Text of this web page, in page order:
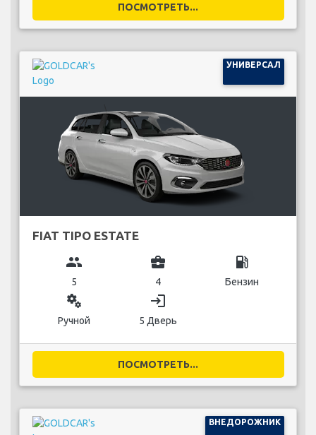
ПОСМОТРЕТЬ...
УНИВЕРСАЛ
FIAT TIPO ESTATE
group
5
business_center
4
local_gas_station
Бензин
miscellaneous_services
Ручной
login
5 Дверь
ПОСМОТРЕТЬ...
ВНЕДОРОЖНИК